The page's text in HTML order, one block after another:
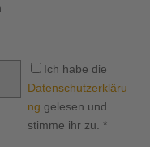
Ich habe die
Datenschutzerkläru
ng gelesen und
stimme ihr zu.
*